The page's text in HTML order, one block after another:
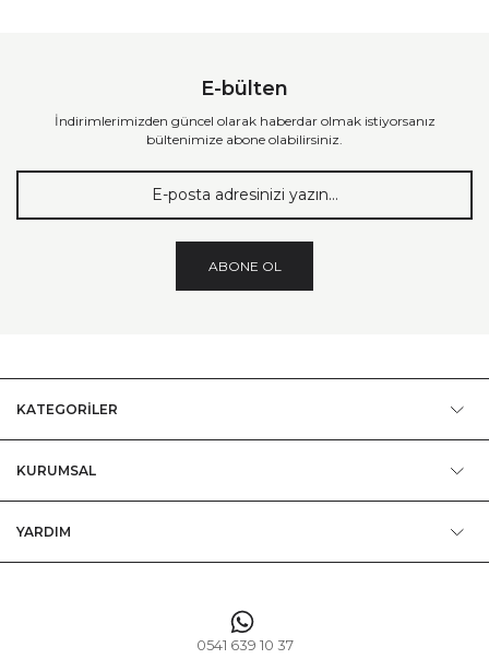
E-bülten
İndirimlerimizden güncel olarak haberdar olmak istiyorsanız
bültenimize abone olabilirsiniz.
ABONE OL
KATEGORİLER
KURUMSAL
YARDIM
0541 639 10 37